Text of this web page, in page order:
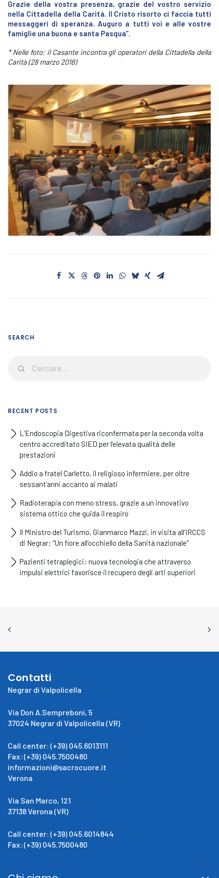
Grazie della vostra presenza, grazie del vostro servizio
nella Cittadella della Carità. Il Cristo risorto ci faccia tutti
messaggeri di speranza. Auguro a tutti voi e alle vostre
famiglie una buona e santa Pasqua”.
* Nelle foto: il Casante incontra gli operatori della Cittadella della
Carità (28 marzo 2018)
SEARCH
RECENT POSTS
L’Endoscopia Digestiva riconfermata per la seconda volta
centro accreditato SIED per l’elevata qualità delle
prestazioni
Addio a fratel Carletto, il religioso infermiere, per oltre
sessant’anni accanto ai malati
Radioterapia con meno stress, grazie a un innovativo
sistema ottico che guida il respiro
Il Ministro del Turismo, Gianmarco Mazzi, in visita all’IRCCS
di Negrar: “Un fiore all’occhiello della Sanità nazionale”
Pazienti tetraplegici: nuova tecnologia che attraverso
impulsi elettrici favorisce il recupero degli arti superiori
Contatti
Negrar di Valpolicella
Via Don A.Sempreboni, 5
37024 Negrar di Valpolicella (VR)
Call center: (+39) 045.6013111
Fax: (+39) 045.7500480
informazioni@sacrocuore.it
Verona
Via San Marco, 121
37138 Verona (VR)
Call center: (+39) 045.6014844
Fax: (+39) 045.7500480